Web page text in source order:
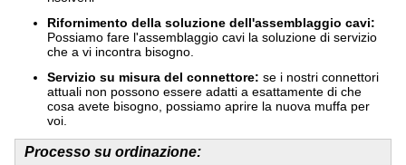
Rifornimento della soluzione dell'assemblaggio cavi:
Possiamo fare l'assemblaggio cavi la soluzione di servizio
che a vi incontra bisogno.
Servizio su misura del connettore: se i nostri connettori
attuali non possono essere adatti a esattamente di che
cosa avete bisogno, possiamo aprire la nuova muffa per
voi.
Processo su ordinazione: